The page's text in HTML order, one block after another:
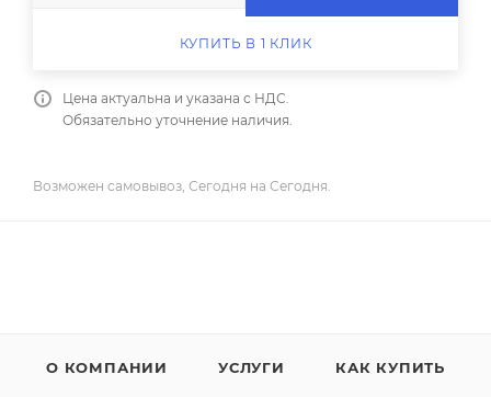
КУПИТЬ В 1 КЛИК
Цена актуальна и указана с НДС.
Обязательно уточнение наличия.
Возможен самовывоз, Сегодня на Сегодня.
О КОМПАНИИ УСЛУГИ КАК КУПИТЬ